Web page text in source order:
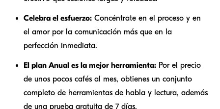
Celebra el esfuerzo: Concéntrate en el proceso y en
el amor por la comunicación más que en la
perfección inmediata.
El plan Anual es la mejor herramienta: Por el precio
de unos pocos cafés al mes, obtienes un conjunto
completo de herramientas de habla y lectura, además
de una prueba gratuita de 7 días.